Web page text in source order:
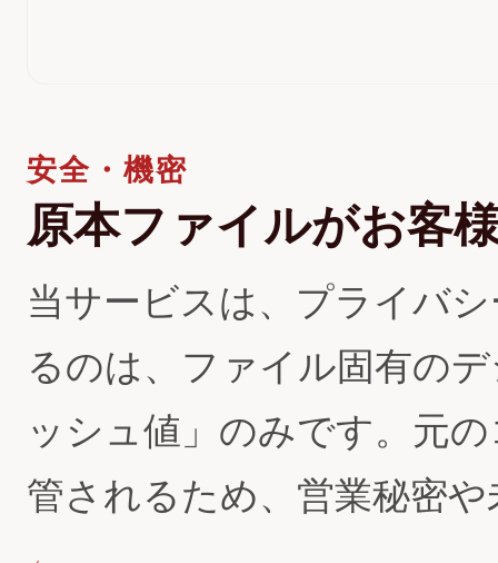
安全・機密
原本ファイルがお客
当サービスは、プライバ
るのは、ファイル固有の
ッシュ値」のみです。元
管されるため、営業秘密